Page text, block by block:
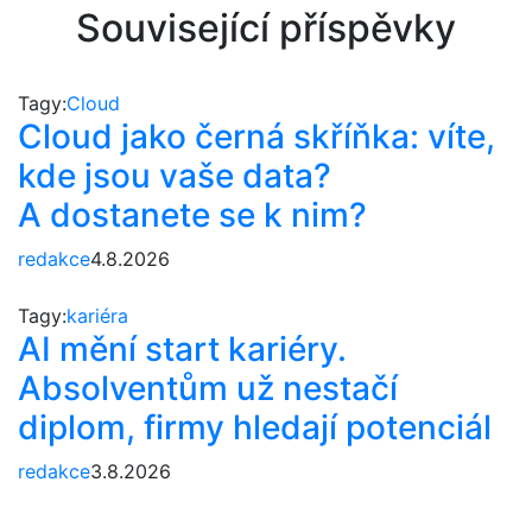
Související příspěvky
Tagy:Cloud
Cloud jako černá skříňka: víte,
kde jsou vaše data?
A dostanete se k nim?
redakce4.8.2026
Tagy:kariéra
AI mění start kariéry.
Absolventům už nestačí
diplom, firmy hledají potenciál
redakce3.8.2026